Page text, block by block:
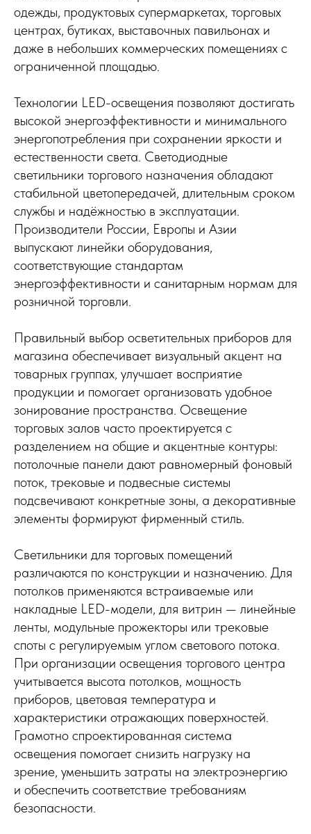
одежды, продуктовых супермаркетах, торговых
центрах, бутиках, выставочных павильонах и
даже в небольших коммерческих помещениях с
ограниченной площадью.
Технологии LED-освещения позволяют достигать
высокой энергоэффективности и минимального
энергопотребления при сохранении яркости и
естественности света. Светодиодные
светильники торгового назначения обладают
стабильной цветопередачей, длительным сроком
службы и надёжностью в эксплуатации.
Производители России, Европы и Азии
выпускают линейки оборудования,
соответствующие стандартам
энергоэффективности и санитарным нормам для
розничной торговли.
Правильный выбор осветительных приборов для
магазина обеспечивает визуальный акцент на
товарных группах, улучшает восприятие
продукции и помогает организовать удобное
зонирование пространства. Освещение
торговых залов часто проектируется с
разделением на общие и акцентные контуры:
потолочные панели дают равномерный фоновый
поток, трековые и подвесные системы
подсвечивают конкретные зоны, а декоративные
элементы формируют фирменный стиль.
Светильники для торговых помещений
различаются по конструкции и назначению. Для
потолков применяются встраиваемые или
накладные LED-модели, для витрин — линейные
ленты, модульные прожекторы или трековые
споты с регулируемым углом светового потока.
При организации освещения торгового центра
учитывается высота потолков, мощность
приборов, цветовая температура и
характеристики отражающих поверхностей.
Грамотно спроектированная система
освещения помогает снизить нагрузку на
зрение, уменьшить затраты на электроэнергию
и обеспечить соответствие требованиям
безопасности.